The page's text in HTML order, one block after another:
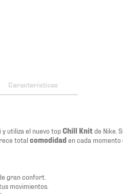
Características
utiliza el nuevo topChill Knitde Nike.
totalcomodidad en cada momento
gran confort.
movimientos.